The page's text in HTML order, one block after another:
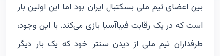
بین اعضای تیم ملی بسکتبال ایران بود اما این اولین بار
است که در یک رقابت فیباآسیا بازی می‌کند. با این وجود،
طرفداران تیم ملی از دیدن سنتر خود که یک بار دیگر